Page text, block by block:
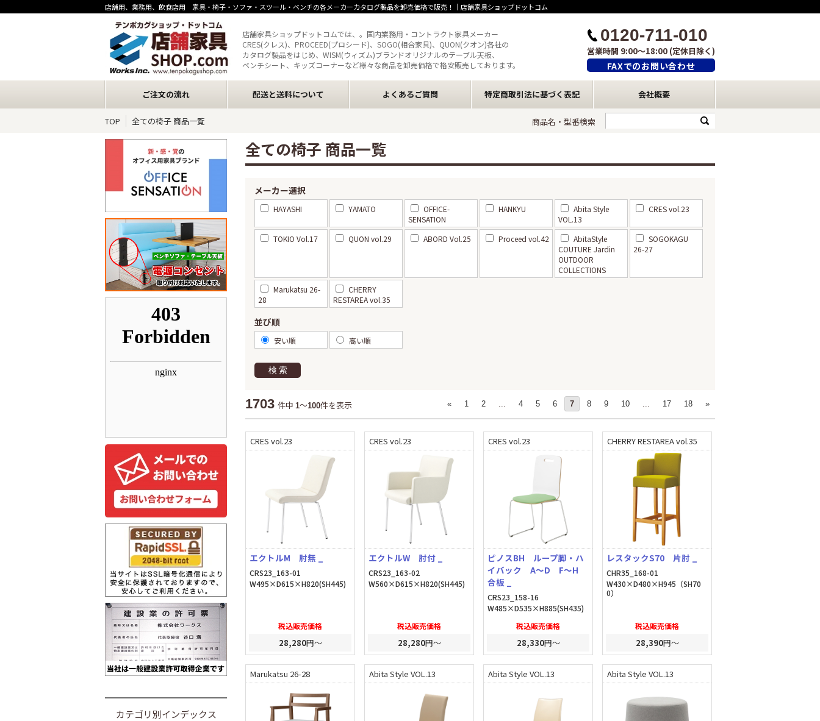
店舗用、業務用、飲食店用 家具・椅子・ソファ・スツール・ベンチの各メーカーカタログ製品を卸売価格で販売！｜店舗家具ショップドットコム
店舗家具ショップドットコムでは、。国内業務用・コントラクト家具メーカー
CRES(クレス)、PROCEED(プロシード)、SOGO(相合家具)、QUON(クオン)各社の
カタログ製品をはじめ、WISM(ウィズム)ブランドオリジナルのテーブル天板、
ベンチシート、キッズコーナーなど様々な商品を卸売価格で格安販売しております。
0120-711-010
営業時間 9:00～18:00 (定休日除く)
FAXでのお問い合わせ
ご注文の流れ 配送と送料について よくあるご質問 特定商取引法に基づく表記 会社概要
TOP 全ての椅子 商品一覧 商品名・型番検索
全ての椅子 商品一覧
メーカー選択
HAYASHI YAMATO
OFFICE-
SENSATION
HANKYU
Abita Style
VOL.13
CRES vol.23
TOKIO Vol.17 QUON vol.29 ABORD Vol.25 Proceed vol.42
AbitaStyle
COUTURE Jardin
OUTDOOR
COLLECTIONS
SOGOKAGU
26-27
Marukatsu 26-
28
CHERRY
RESTAREA vol.35
並び順
安い順 高い順
検索
1703 件中 1～100件を表示 « 1 2 ... 4 5 6 7 8 9 10 ... 17 18 »
CRES vol.23
エクトルM 肘無 _
CRS23_163-01
W495×D615×H820(SH445)
税込販売価格
28,280円～
CRES vol.23
エクトルW 肘付 _
CRS23_163-02
W560×D615×H820(SH445)
税込販売価格
28,280円～
CRES vol.23
ピノスBH ループ脚・ハ
イバック A～D F～H
合板 _
CRS23_158-16
W485×D535×H885(SH435)
税込販売価格
28,330円～
CHERRY RESTAREA vol.35
レスタックS70 片肘 _
CHR35_168-01
W430×D480×H945（SH70
0）
税込販売価格
28,390円～
Marukatsu 26-28 Abita Style VOL.13 Abita Style VOL.13 Abita Style VOL.13
カテゴリ別インデックス